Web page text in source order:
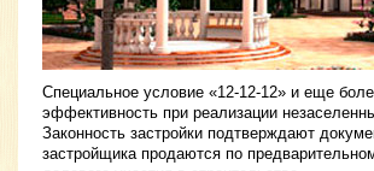
Специальное условие «12-12-12» и еще
эффективность при реализации
Законность застройки подтверждают
застройщика продаются по